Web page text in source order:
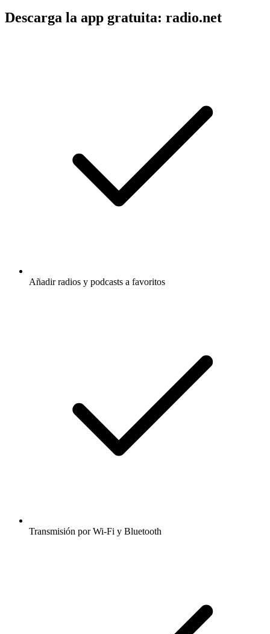
Descarga la app gratuita: radio.net
Añadir radios y podcasts a favoritos
Transmisión por Wi-Fi y Bluetooth